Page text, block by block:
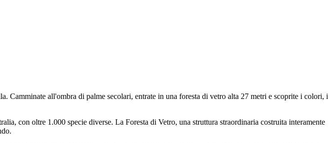
all'ombra di palme secolari, entrate in una foresta di vetro alta 27 metri e scoprite i colori, i
con oltre 1.000 specie diverse. La Foresta di Vetro, una struttura straordinaria costruita interamente